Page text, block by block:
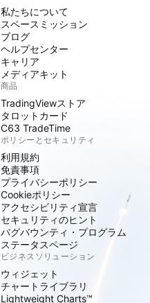
私たちについて
スペースミッション
ブログ
ヘルプセンター
キャリア
メディアキット
商品
TradingViewストア
タロットカード
C63 TradeTime
ポリシーとセキュリティ
利用規約
免責事項
プライバシーポリシー
Cookieポリシー
アクセシビリティ宣言
セキュリティのヒント
バグバウンティ・プログラム
ステータスページ
ビジネスソリューション
ウィジェット
チャートライブラリ
Lightweight Charts™